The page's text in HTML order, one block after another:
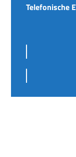
Telefonische